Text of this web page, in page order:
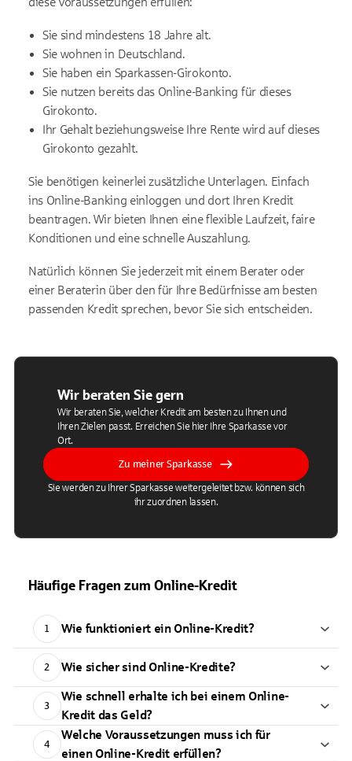
Sie sind mindestens 18 Jahre alt.
Sie wohnen in Deutschland.
Sie haben ein Sparkassen-Girokonto.
Sie nutzen bereits das Online-Banking für dieses
Girokonto.
Ihr Gehalt beziehungsweise Ihre Rente wird auf dieses
Girokonto gezahlt.
Sie benötigen keinerlei zusätzliche Unterlagen. Einfach
ins Online-Banking einloggen und dort Ihren Kredit
beantragen. Wir bieten Ihnen eine flexible Laufzeit, faire
Konditionen und eine schnelle Auszahlung.
Natürlich können Sie jederzeit mit einem Berater oder
einer Beraterin über den für Ihre Bedürfnisse am besten
passenden Kredit sprechen, bevor Sie sich entscheiden.
Wir beraten Sie gern
Wir beraten Sie, welcher Kredit am besten zu Ihnen und
Ihren Zielen passt. Erreichen Sie hier Ihre Sparkasse vor
Ort.
Zu meiner Sparkasse
Sie werden zu Ihrer Sparkasse weitergeleitet bzw. können sich
ihr zuordnen lassen.
Häufige Fragen zum Online-Kredit
1 Wie funktioniert ein Online-Kredit?
2 Wie sicher sind Online-Kredite?
3
Wie schnell erhalte ich bei einem Online-
Kredit das Geld?
4
Welche Voraussetzungen muss ich für
einen Online-Kredit erfüllen?